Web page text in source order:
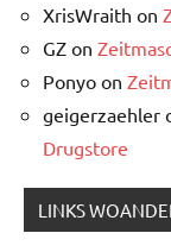
XrisWraith on
GZ on
Ponyo on
geigerzaehler
Drugstore
LINKS